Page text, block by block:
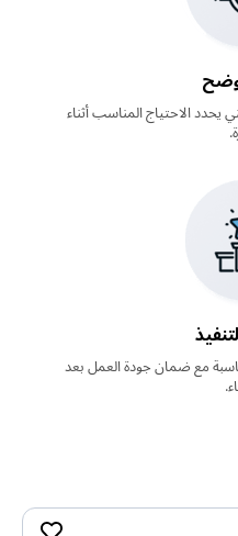
يحدد الاحتياج المناسب أثناء
مع ضمان جودة العمل بعد